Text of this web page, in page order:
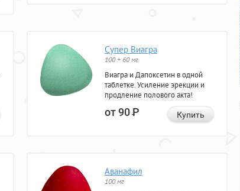
Супер Виагра
100 + 60 мг
Виагра и Дапоксетин в одной
таблетке. Усиление эрекции и
продление полового акта!
от 90Р Купить
Аванафил
100 мг